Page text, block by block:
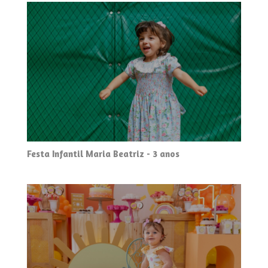
Festa Infantil Maria Beatriz - 3 anos